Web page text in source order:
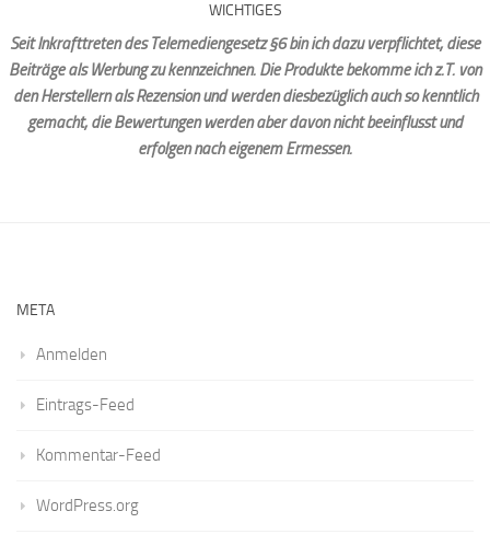
WICHTIGES
Seit Inkrafttreten des Telemediengesetz §6 bin ich dazu verpflichtet, diese
Beiträge als Werbung zu kennzeichnen. Die Produkte bekomme ich z.T. von
den Herstellern als Rezension und werden diesbezüglich auch so kenntlich
gemacht, die Bewertungen werden aber davon nicht beeinflusst und
erfolgen nach eigenem Ermessen.
META
Anmelden
Eintrags-Feed
Kommentar-Feed
WordPress.org